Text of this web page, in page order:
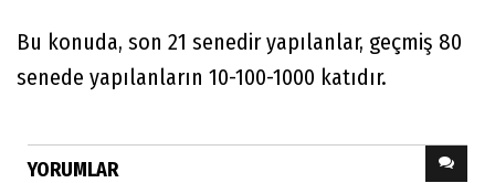
Bu konuda, son 21 senedir yapılanlar, geçmiş 80
senede yapılanların 10-100-1000 katıdır.
YORUMLAR